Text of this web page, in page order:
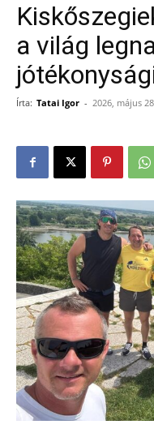
a világ
Írta: Tatai Igor - 2026, május